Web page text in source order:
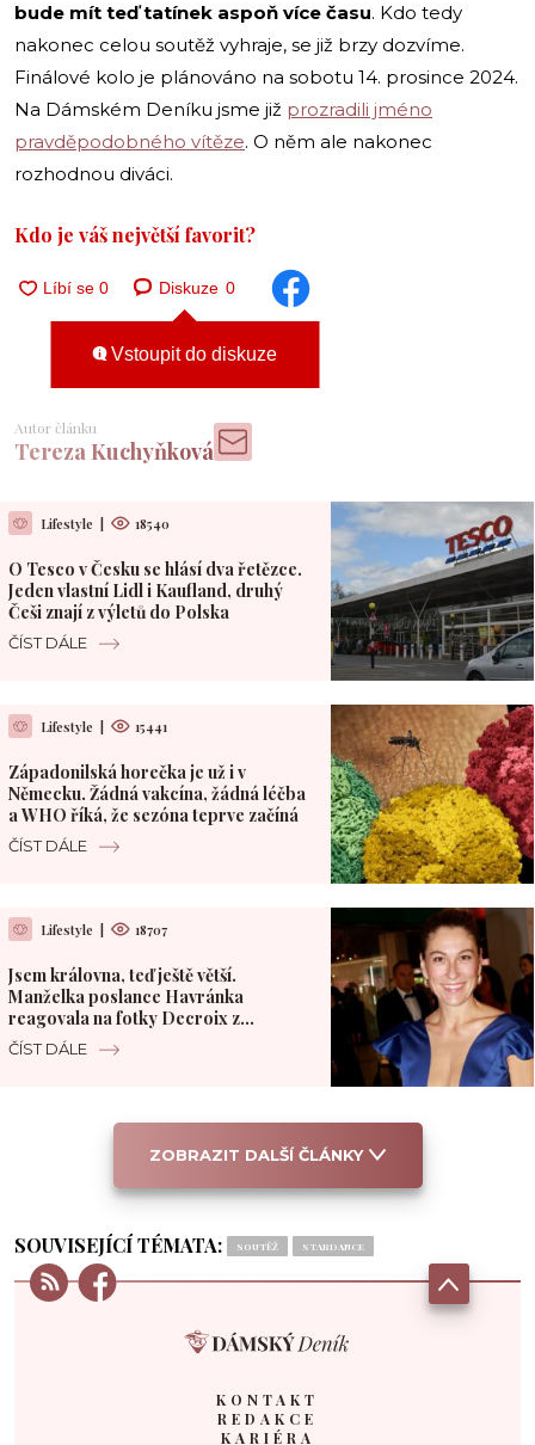
bude mít teď tatínek aspoň více času. Kdo tedy
nakonec celou soutěž vyhraje, se již brzy dozvíme.
Finálové kolo je plánováno na sobotu 14. prosince 2024.
Na Dámském Deníku jsme již prozradili jméno
pravděpodobného vítěze. O něm ale nakonec
rozhodnou diváci.
Kdo je váš největší favorit?
Diskuze 0
Vstoupit do diskuze
Autor článku
Tereza Kuchyňková
Lifestyle 18540
O Tesco v Česku se hlásí dva řetězce.
Jeden vlastní Lidl i Kaufland, druhý
Češi znají z výletů do Polska
ČÍST DÁLE
Lifestyle 15441
Západonilská horečka je už i v
Německu. Žádná vakcína, žádná léčba
a WHO říká, že sezóna teprve začíná
ČÍST DÁLE
Lifestyle 18707
Jsem královna, teď ještě větší.
Manželka poslance Havránka
reagovala na fotky Decroix z
polského hotelu
ČÍST DÁLE
ZOBRAZIT DALŠÍ ČLÁNKY
SOUVISEJÍCÍ TÉMATA: SOUTĚŽ STARDANCE
KONTAKT
REDAKCE
KARIÉRA